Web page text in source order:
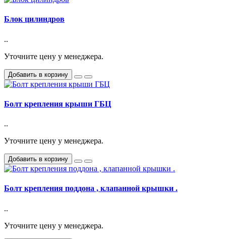
Блок цилиндров
..
Уточните цену у менеджера.
Добавить в корзину
Болт крепления крыши ГБЦ
..
Уточните цену у менеджера.
Добавить в корзину
Болт крепления поддона , клапанной крышки .
..
Уточните цену у менеджера.